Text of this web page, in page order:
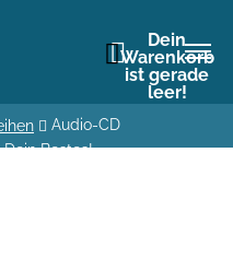
Dein
Warenkorb
ist gerade
leer!
Audio-CD
Bestes!